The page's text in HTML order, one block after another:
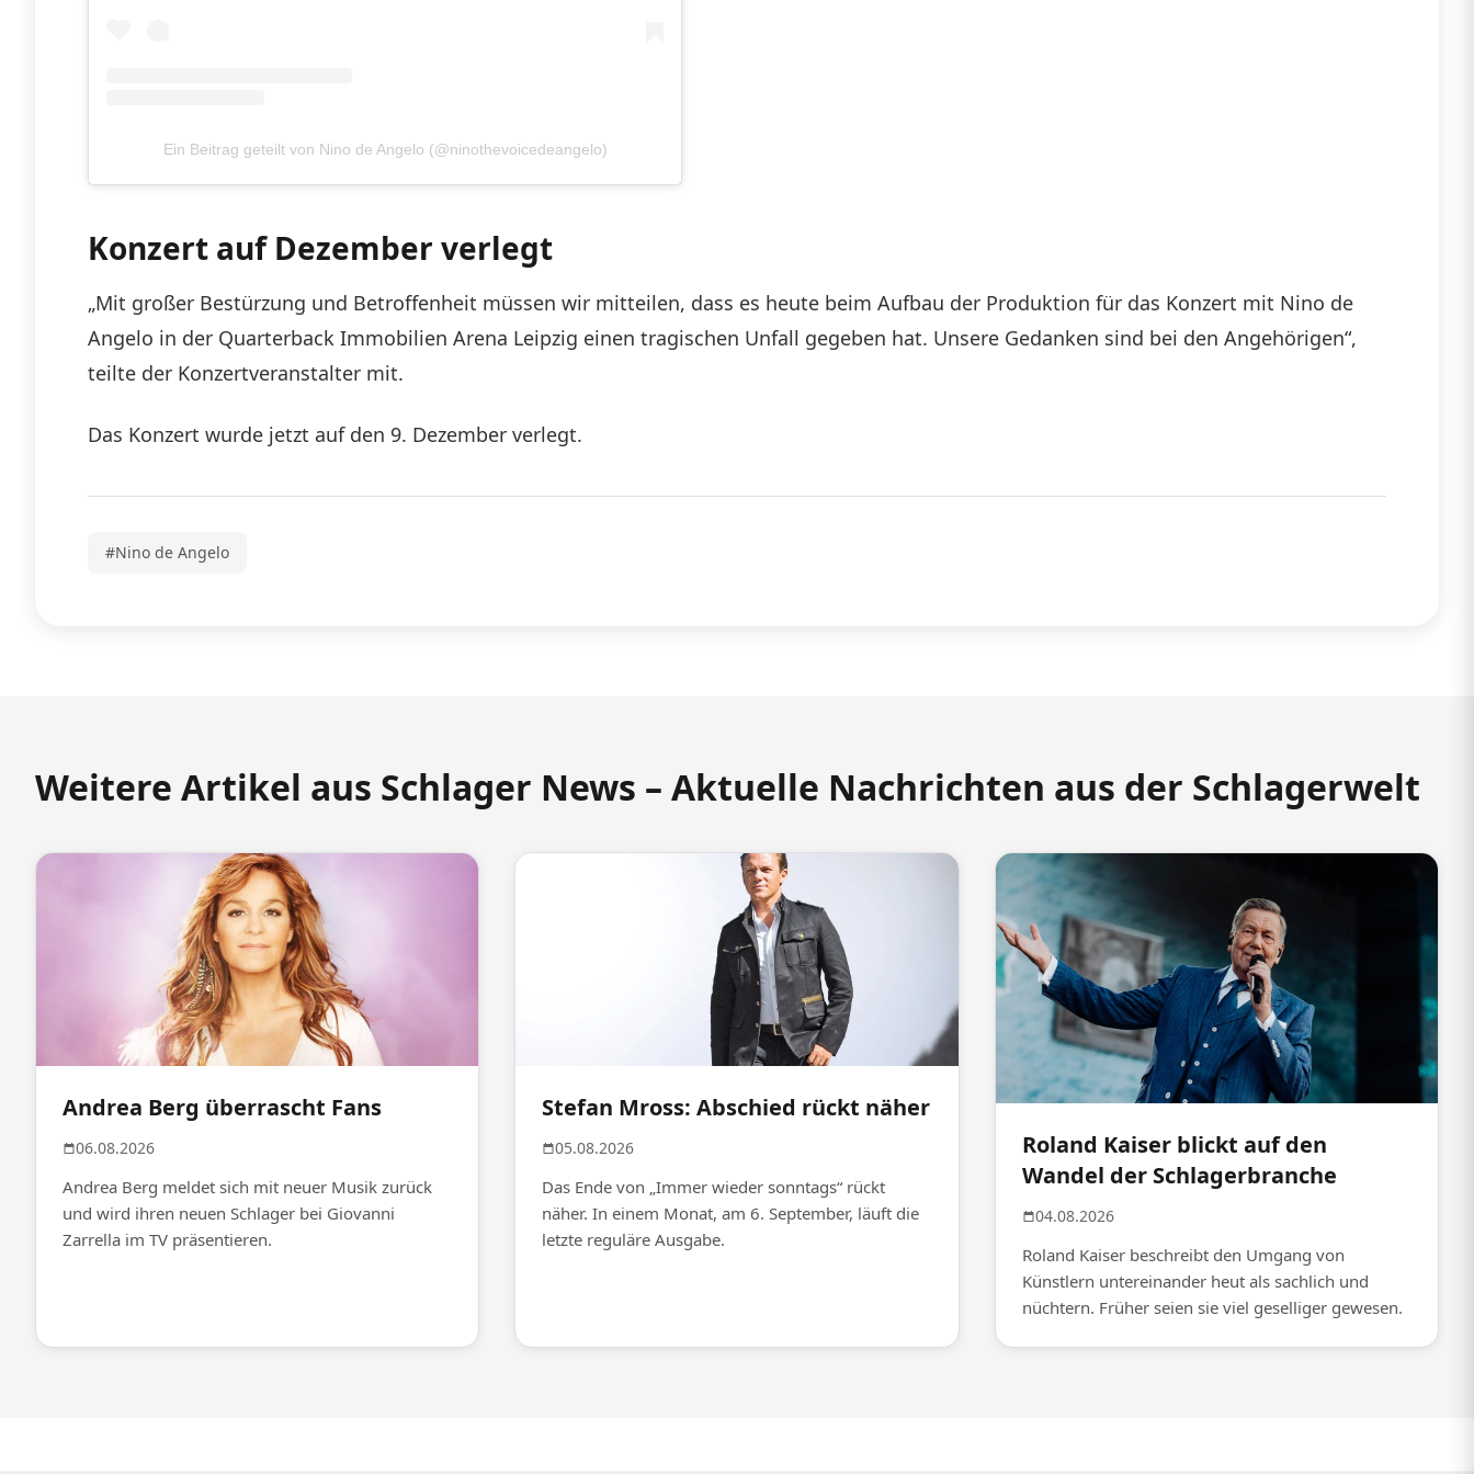
Ein Beitrag geteilt von Nino de Angelo (@ninothevoicedeangelo)
Konzert auf Dezember verlegt
„Mit großer Bestürzung und Betroffenheit müssen wir mitteilen, dass es heute beim Aufbau der Produktion für das Konzert mit Nino de
Angelo in der Quarterback Immobilien Arena Leipzig einen tragischen Unfall gegeben hat. Unsere Gedanken sind bei den Angehörigen“,
teilte der Konzertveranstalter mit.
Das Konzert wurde jetzt auf den 9. Dezember verlegt.
#Nino de Angelo
Weitere Artikel aus Schlager News – Aktuelle Nachrichten aus der Schlagerwelt
Andrea Berg überrascht Fans
06.08.2026
Andrea Berg meldet sich mit neuer Musik zurück
und wird ihren neuen Schlager bei Giovanni
Zarrella im TV präsentieren.
Stefan Mross: Abschied rückt näher
05.08.2026
Das Ende von „Immer wieder sonntags“ rückt
näher. In einem Monat, am 6. September, läuft die
letzte reguläre Ausgabe.
Roland Kaiser blickt auf den
Wandel der Schlagerbranche
04.08.2026
Roland Kaiser beschreibt den Umgang von
Künstlern untereinander heut als sachlich und
nüchtern. Früher seien sie viel geselliger gewesen.